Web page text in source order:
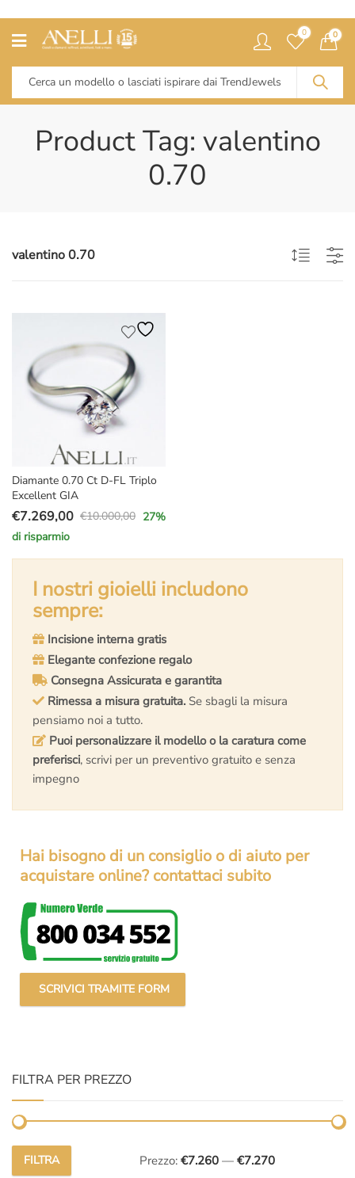
0 0
Product Tag: valentino
0.70
valentino 0.70
Diamante 0.70 Ct D-FL Triplo
Excellent GIA
€10.000,00
Il
prezzo
originale
€10.000,00.
€7.269,00
Il
prezzo
attuale
€7.269,00.
27%
di risparmio
I nostri gioielli includono
sempre:
Incisione interna gratis
Elegante confezione regalo
Consegna Assicurata e garantita
Rimessa a misura gratuita. Se sbagli la misura
pensiamo noi a tutto.
Puoi personalizzare il modello o la caratura come
preferisci, scrivi per un preventivo gratuito e senza
impegno
Hai bisogno di un consiglio o di aiuto per
acquistare online? contattaci subito
SCRIVICI TRAMITE FORM
FILTRA PER PREZZO
Prezzo
Prezzo
FILTRA Prezzo: €7.260 — €7.270